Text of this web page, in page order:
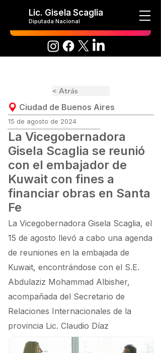
Lic. Gisela Scaglia
Diputada Nacional
< Atrás
Ciudad de Buenos Aires
15 de agosto de 2024
La Vicegobernadora
Gisela Scaglia se reunió
con el embajador de
Kuwait con fines a
financiar obras en Santa
Fe
La Vicegobernadora Gisela Scaglia, el
15 de agosto llevó a cabo una agenda
de reuniones en la embajada de
Kuwait, encontrándose con el S.E.
Abdulaziz Mohammad Albisher,
acompañada del Secretario de
Relaciones Internacionales de la
provincia Lic. Claudio Díaz